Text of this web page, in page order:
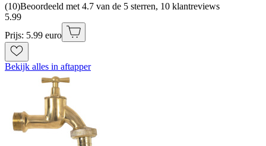
(10)Beoordeeld met 4.7 van de 5 sterren, 10 klantreviews
5.99
Prijs: 5.99 euro
Bekijk alles in aftapper